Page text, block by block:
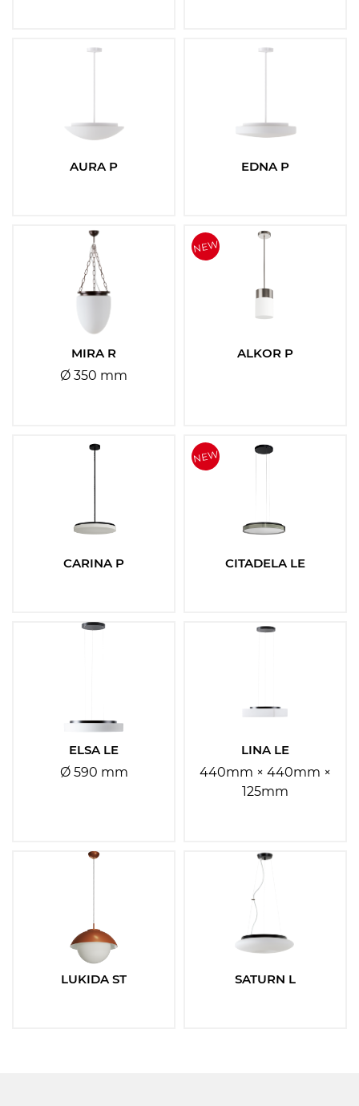
AURA P EDNA P
MIRA R
Ø 350 mm
ALKOR P
CARINA P CITADELA LE
ELSA LE
Ø 590 mm
LINA LE
440mm × 440mm ×
125mm
LUKIDA ST SATURN L